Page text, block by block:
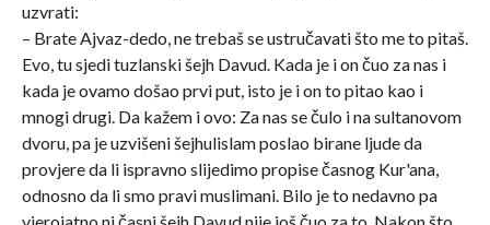
uzvrati:
– Brate Ajvaz-dedo, ne trebaš se ustručavati što me to pitaš.
Evo, tu sjedi tuzlanski šejh Davud. Kada je i on čuo za nas i
kada je ovamo došao prvi put, isto je i on to pitao kao i
mnogi drugi. Da kažem i ovo: Za nas se čulo i na sultanovom
dvoru, pa je uzvišeni šejhulislam poslao birane ljude da
provjere da li ispravno slijedimo propise časnog Kur'ana,
odnosno da li smo pravi muslimani. Bilo je to nedavno pa